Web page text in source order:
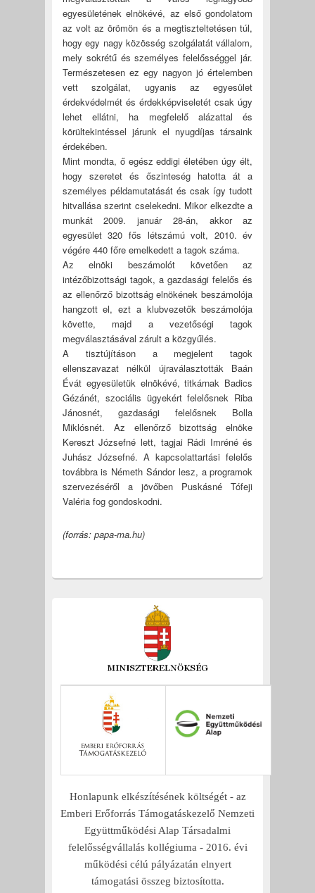
egyesületének elnökévé, az első gondolatom
az volt az örömön és a megtiszteltetésen túl,
hogy egy nagy közösség szolgálatát vállalom,
mely sokrétű és személyes felelősséggel jár.
Természetesen ez egy nagyon jó értelemben
vett szolgálat, ugyanis az egyesület
érdekvédelmét és érdekképviseletét csak úgy
lehet ellátni, ha megfelelő alázattal és
körültekintéssel járunk el nyugdíjas társaink
érdekében.
Mint mondta, ő egész eddigi életében úgy élt,
hogy szeretet és őszinteség hatotta át a
személyes példamutatását és csak így tudott
hitvallása szerint cselekedni. Mikor elkezdte a
munkát 2009. január 28-án, akkor az
egyesület 320 fős létszámú volt, 2010. év
végére 440 főre emelkedett a tagok száma.
Az elnöki beszámolót követően az
intézőbizottsági tagok, a gazdasági felelős és
az ellenőrző bizottság elnökének beszámolója
hangzott el, ezt a klubvezetők beszámolója
követte, majd a vezetőségi tagok
megválasztásával zárult a közgyűlés.
A tisztújításon a megjelent tagok
ellenszavazat nélkül újraválasztották Baán
Évát egyesületük elnökévé, titkárnak Badics
Gézánét, szociális ügyekért felelősnek Riba
Jánosnét, gazdasági felelősnek Bolla
Miklósnét. Az ellenőrző bizottság elnöke
Kereszt Józsefné lett, tagjai Rádi Imréné és
Juhász Józsefné. A kapcsolattartási felelős
továbbra is Németh Sándor lesz, a programok
szervezéséről a jövőben Puskásné Tófeji
Valéria fog gondoskodni.
(forrás: papa-ma.hu)
Honlapunk elkészítésének költségét - az
Emberi Erőforrás Támogatáskezelő Nemzeti
Együttműködési Alap Társadalmi
felelősségvállalás kollégiuma - 2016. évi
működési célú pályázatán elnyert
támogatási összeg biztosította.